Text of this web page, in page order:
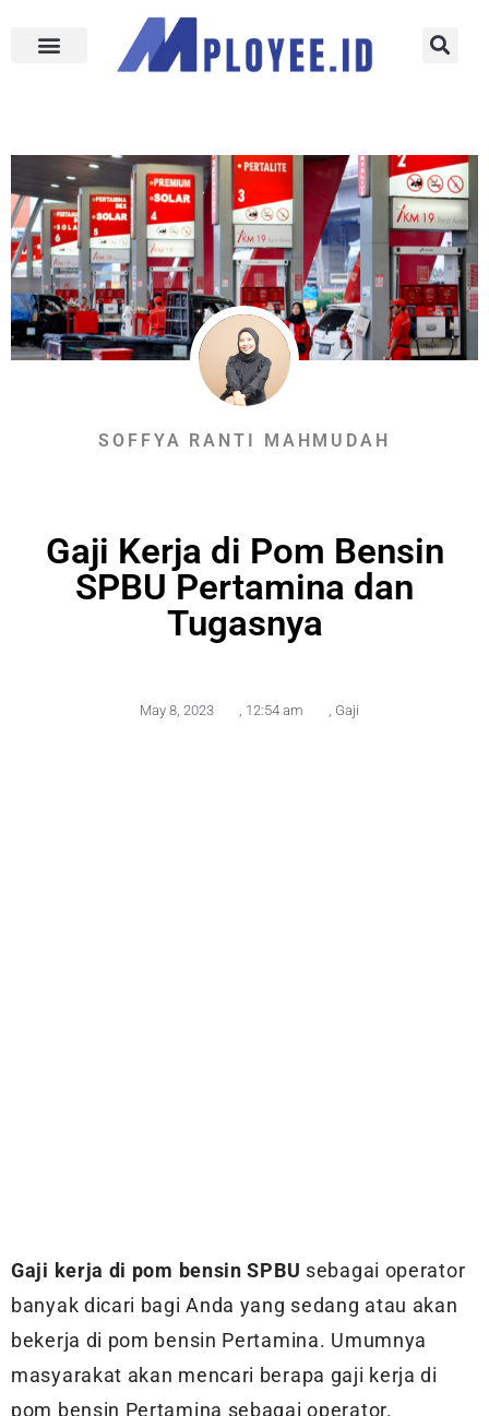
SOFFYA RANTI MAHMUDAH
Gaji Kerja di Pom Bensin
SPBU Pertamina dan
Tugasnya
May 8, 2023 12:54 am Gaji
Gaji kerja di pom bensin SPBU sebagai operator
banyak dicari bagi Anda yang sedang atau akan
bekerja di pom bensin Pertamina. Umumnya
masyarakat akan mencari berapa gaji kerja di
pom bensin Pertamina sebagai operator.